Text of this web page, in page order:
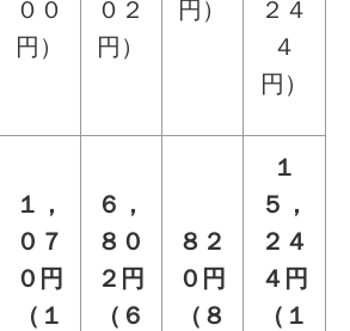
００
円）
０２
円）
円）
２４
４
円）
１，
０７
０円
（１
６，
８０
２円
（６
８２
０円
（８
１
５，
２４
４円
（１